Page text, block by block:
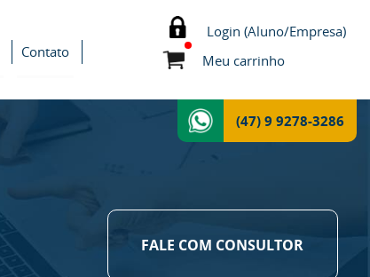
Contato
Login (Aluno/Empresa)
Meu carrinho
(47) 9 9278-3286
FALE COM CONSULTOR